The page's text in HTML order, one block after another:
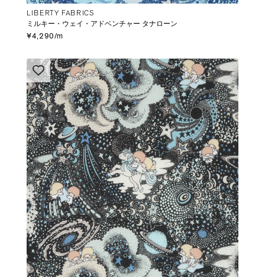
LIBERTY FABRICS
ミルキー・ウェイ・アドベンチャー タナローン
¥4,290/m